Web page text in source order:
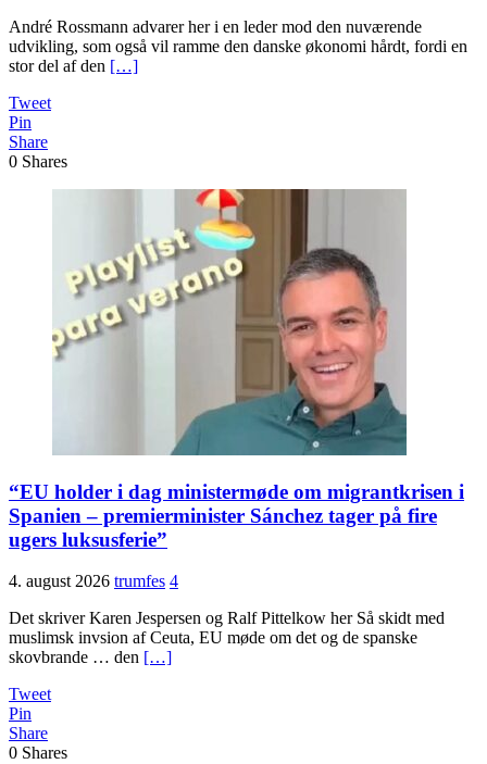
André Rossmann advarer her i en leder mod den nuværende
udvikling, som også vil ramme den danske økonomi hårdt, fordi en
stor del af den […]
Tweet
Pin
Share
0 Shares
“EU holder i dag ministermøde om migrantkrisen i
Spanien – premierminister Sánchez tager på fire
ugers luksusferie”
4. august 2026 trumfes 4
Det skriver Karen Jespersen og Ralf Pittelkow her Så skidt med
muslimsk invsion af Ceuta, EU møde om det og de spanske
skovbrande … den […]
Tweet
Pin
Share
0 Shares